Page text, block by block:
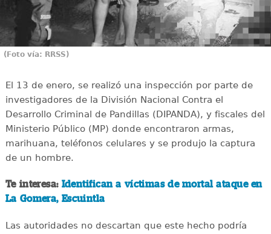
(Foto vía: RRSS)
El 13 de enero, se realizó una inspección por parte de
investigadores de la División Nacional Contra el
Desarrollo Criminal de Pandillas (DIPANDA), y fiscales del
Ministerio Público (MP) donde encontraron armas,
marihuana, teléfonos celulares y se produjo la captura
de un hombre.
Te interesa: Identifican a víctimas de mortal ataque en
La Gomera, Escuintla
Las autoridades no descartan que este hecho podría